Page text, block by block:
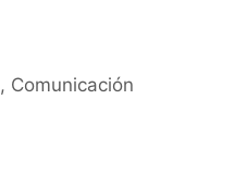
, Comunicación